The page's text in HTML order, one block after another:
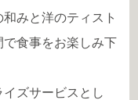
みと洋のティスト
食事をお楽しみ下
ズサービスとし